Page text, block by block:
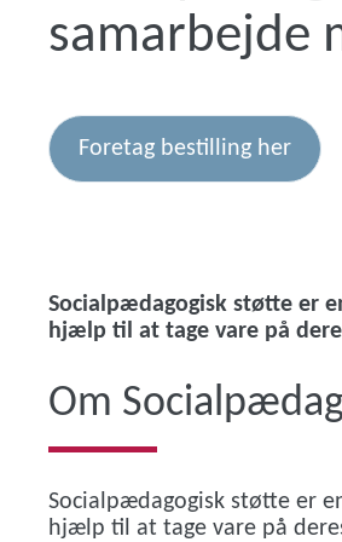
samarbejde
Foretag bestilling her
Socialpædagogisk støtte er
hjælp til at tage vare på
Om
Socialpædagogisk støtte er
hjælp til at tage vare på